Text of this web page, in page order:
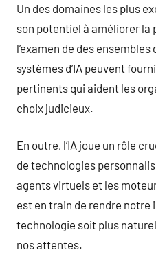
Un des domaines les plus
son potentiel à améliorer la
l’examen de des
systèmes d’IA peuvent
pertinents qui aident les
choix judicieux.
En outre, l’IA joue un rôle
de technologies
agents virtuels et les
est en train de rendre notre
technologie soit plus
nos attentes.